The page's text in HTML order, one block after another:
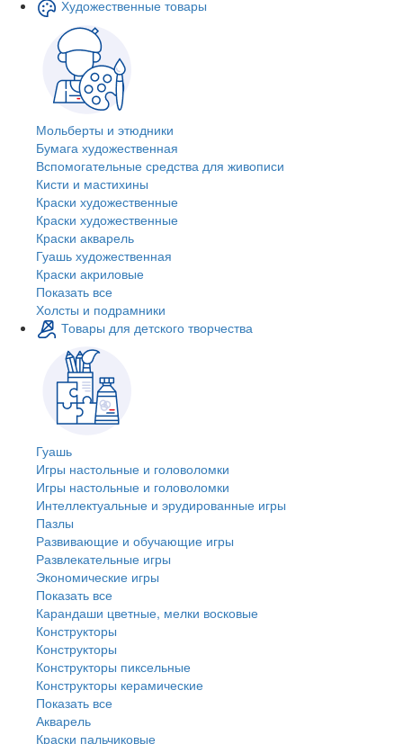
Художественные товары
Мольберты и этюдники
Бумага художественная
Вспомогательные средства для живописи
Кисти и мастихины
Краски художественные
Краски художественные
Краски акварель
Гуашь художественная
Краски акриловые
Показать все
Холсты и подрамники
Товары для детского творчества
Гуашь
Игры настольные и головоломки
Игры настольные и головоломки
Интеллектуальные и эрудированные игры
Пазлы
Развивающие и обучающие игры
Развлекательные игры
Экономические игры
Показать все
Карандаши цветные, мелки восковые
Конструкторы
Конструкторы
Конструкторы пиксельные
Конструкторы керамические
Показать все
Акварель
Краски пальчиковые